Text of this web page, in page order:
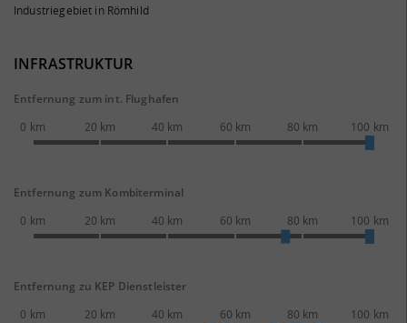
Industriegebiet in Römhild
INFRASTRUKTUR
Entfernung zum int. Flughafen
0 km
20 km 40 km 60 km 80 km 100 km
Entfernung zum Kombiterminal
0 km
20 km 40 km 60 km 80 km 100 km
Entfernung zu KEP Dienstleister
0 km
20 km 40 km 60 km 80 km 100 km